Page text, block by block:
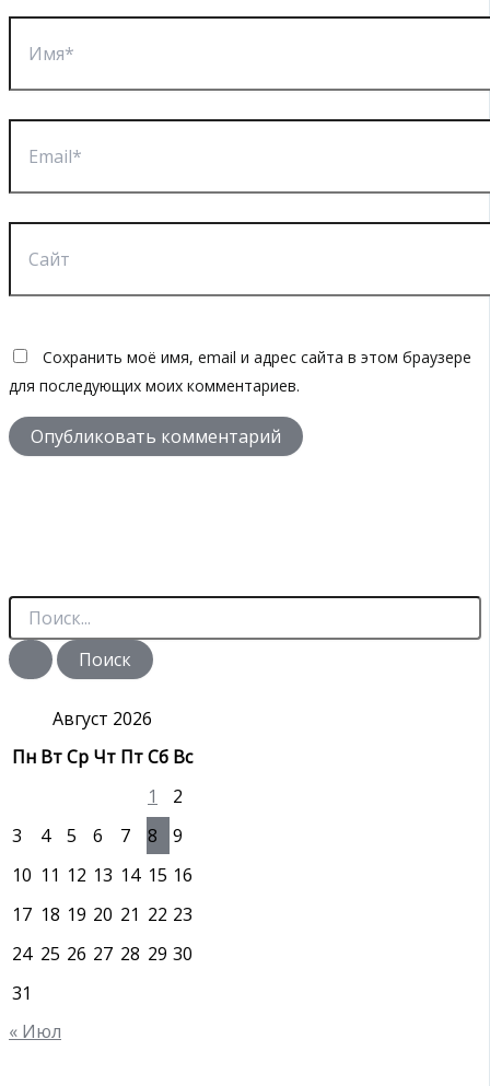
Сохранить моё имя, email и адрес сайта в этом браузере
для последующих моих комментариев.
П
и
с
Август 2026
Пн ВтСр Чт ПтСб Вс
1
2
3
4 5 6 7 8
9
10 11 12 13 14 15 16
17 18 19 20 21 22 23
24 25 26 27 28 29 30
31
« Июл